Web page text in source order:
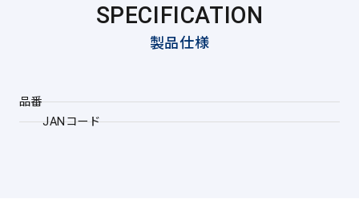
SPECIFICATION
製品仕様
品番
JANコード